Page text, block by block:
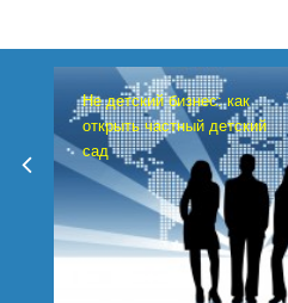
Не детский бизнес: как
открыть частный детский
сад